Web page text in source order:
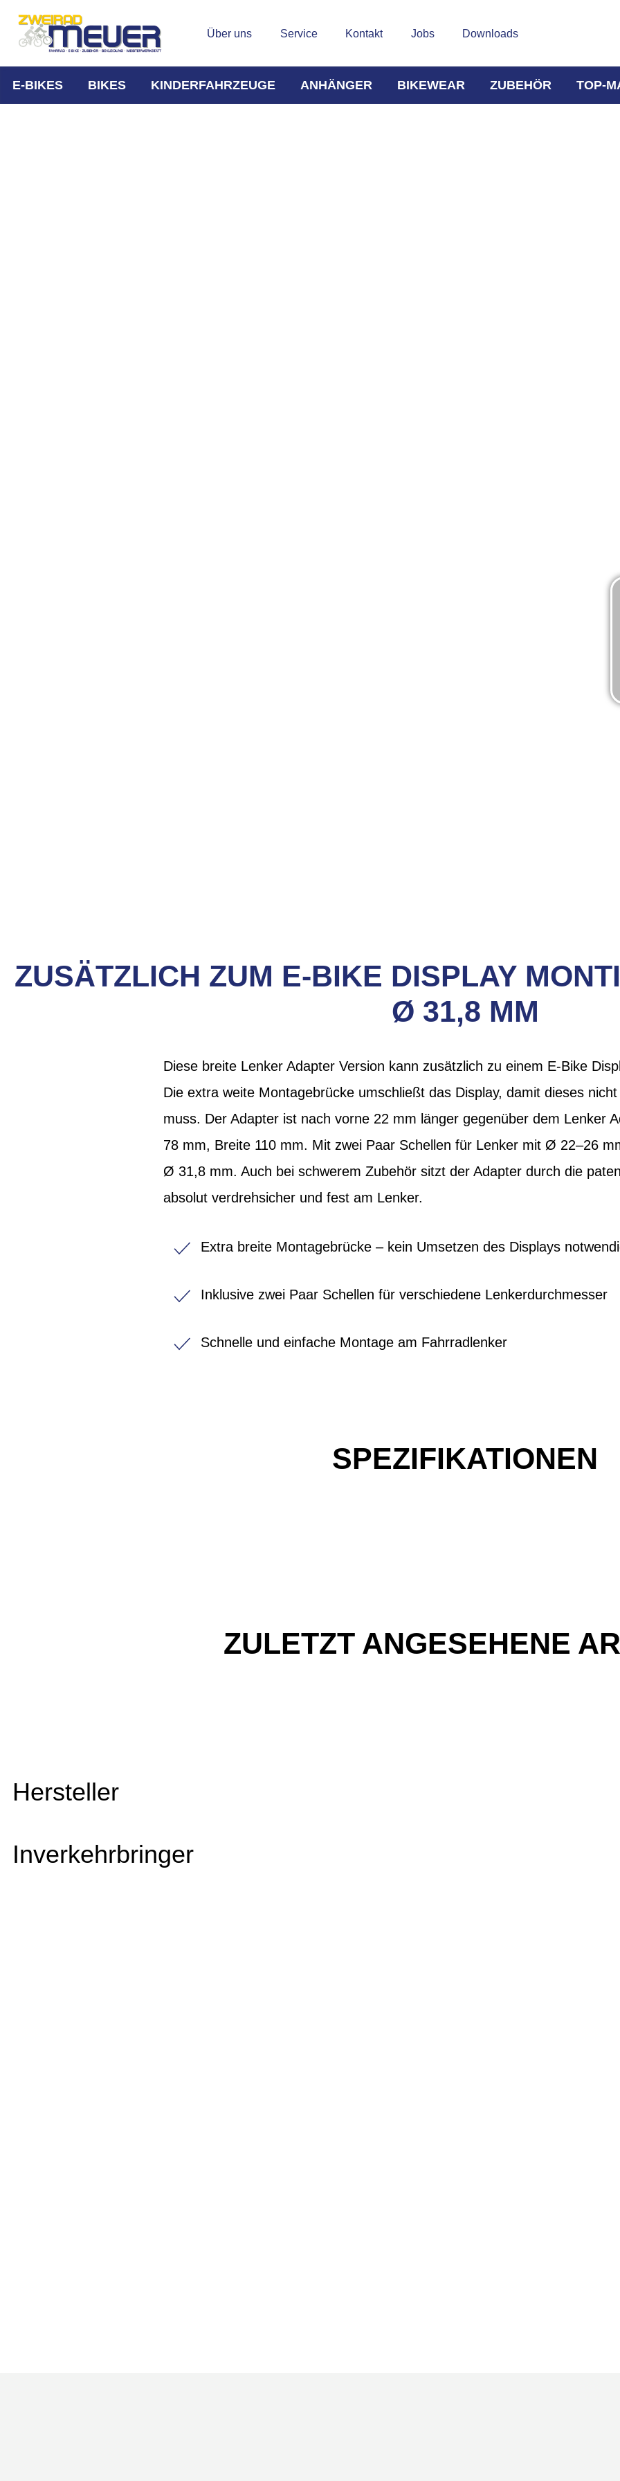
Über uns Service Kontakt Jobs Downloads
E-BIKES BIKES KINDERFAHRZEUGE ANHÄNGER BIKEWEAR ZUBEHÖR TOP-
ZUSÄTZLICH ZUM E-BIKE DISPLAY
Ø 31,8 MM
Diese breite Lenker Adapter Version kann zusätzlich zu einem E-Bike
Die extra weite Montagebrücke umschließt das Display, damit dieses
muss. Der Adapter ist nach vorne 22 mm länger gegenüber dem Lenker
78 mm, Breite 110 mm. Mit zwei Paar Schellen für Lenker mit Ø 22–26
Ø 31,8 mm. Auch bei schwerem Zubehör sitzt der Adapter durch die
absolut verdrehsicher und fest am Lenker.
Extra breite Montagebrücke – kein Umsetzen des Displays
Inklusive zwei Paar Schellen für verschiedene Lenkerdurchmesser
Schnelle und einfache Montage am Fahrradlenker
SPEZIFIKATIONEN
ZULETZT ANGESEHENE
Hersteller
Inverkehrbringer